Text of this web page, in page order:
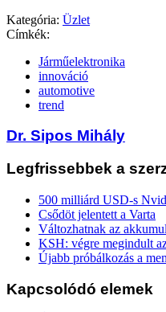
Kategória: Üzlet
Címkék:
Járműelektronika
innováció
automotive
trend
Dr. Sipos Mihály
Legfrissebbek a
500 milliárd USD-s
Csődöt jelentett a Varta
Változhatnak az
KSH: végre megindult
Újabb próbálkozás a
Kapcsolódó elemek